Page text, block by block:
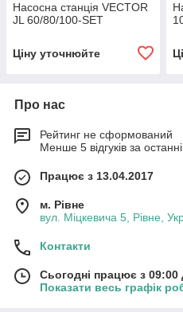
Насосна станція VECTOR
JL 60/80/100-SET
Ціну уточнюйте
Про нас
Рейтинг не сформований
Менше 5 відгуків за
Працює з 13.04.2017
м. Рівне
вул. Міцкевича 5, Рівне,
Контакти
Сьогодні працює з 09:00
Показати весь графік